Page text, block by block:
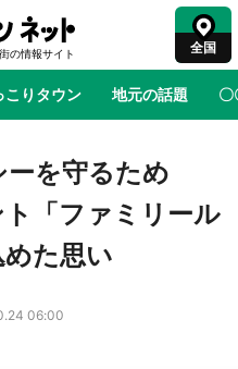
全国
こりタウン 地元の話題 〇
時はありがとう 物語がはじ
スが栃木県を征服！？ 県
聖地」が生産されてます
を守るため
「ファミリール
た思い
06:00